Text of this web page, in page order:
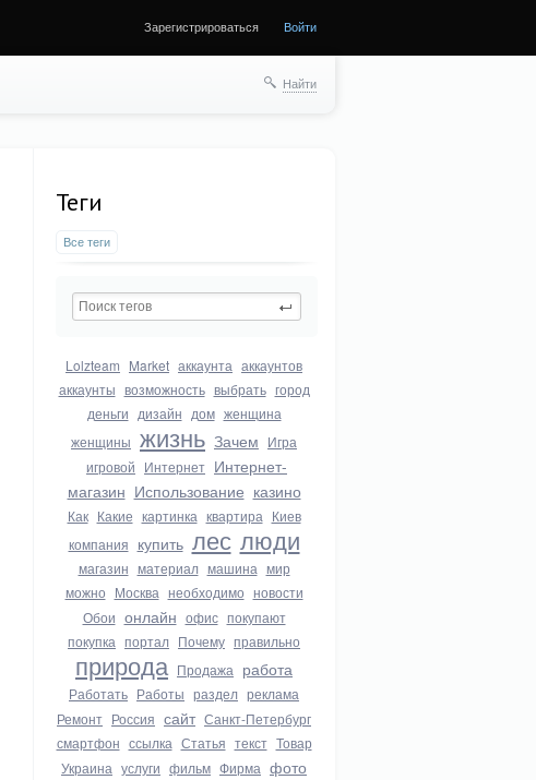
Зарегистрироваться Войти
Найти
Теги
Все теги
Lolzteam Market аккаунта аккаунтов
аккаунты возможность выбрать город
деньги дизайн дом женщина
женщины жизнь Зачем Игра
игровой Интернет Интернет-
магазин Использование казино
Как Какие картинка квартира Киев
компания купить лес люди
магазин материал машина мир
можно Москва необходимо новости
Обои онлайн офис покупают
покупка портал Почему правильно
природа Продажа работа
Работать Работы раздел реклама
Ремонт Россия сайт Санкт-Петербург
смартфон ссылка Статья текст Товар
Украина услуги фильм Фирма фото